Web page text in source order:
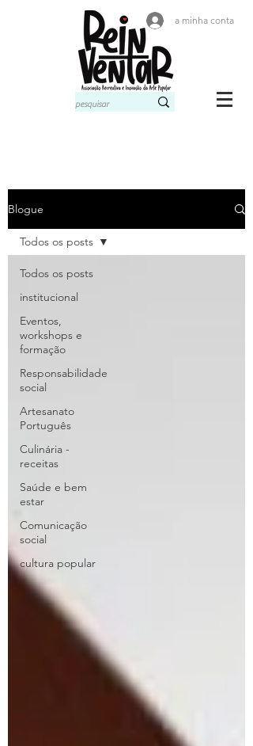
a minha conta
Blogue
Todos os posts
institucional
Eventos,
workshops e
formação
Responsabilidade
social
Artesanato
Português
Culinária -
receitas
Saúde e bem
estar
Comunicação
social
cultura popular
Todos os posts